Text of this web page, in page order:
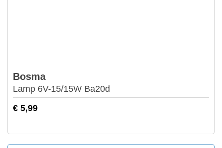
Bosma
Lamp 6V-15/15W Ba20d
€ 5,99